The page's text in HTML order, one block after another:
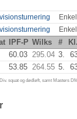
IPF-P Wilks # Kl.
60.03 295.04 3.
53.85 264.55 5.
squat og dødløft, samt Masters